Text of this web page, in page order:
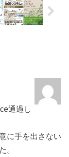
通過し
に手を出さない
。